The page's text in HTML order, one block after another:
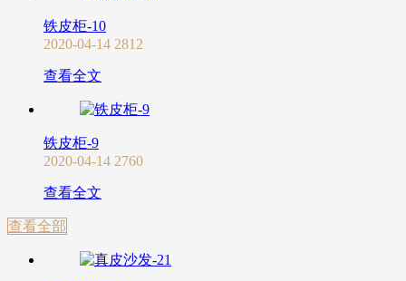
铁皮柜-10
2020-04-14 2812
查看全文
铁皮柜-9
2020-04-14 2760
查看全文
查看全部